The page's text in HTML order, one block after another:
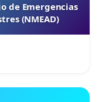
de Emergencias
(NMEAD)